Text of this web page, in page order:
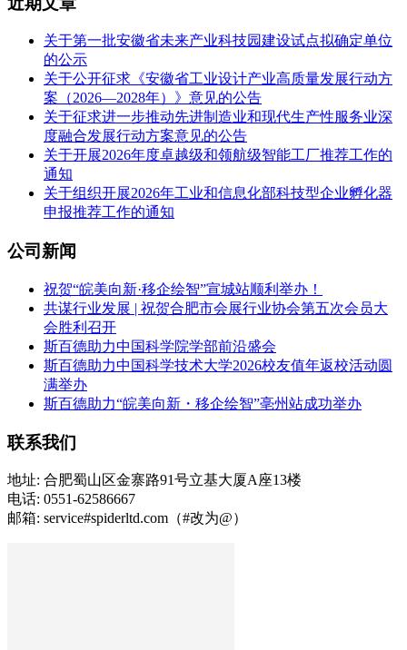
关于第一批安徽省未来产业科技园建设试点拟确定单位
的公示
关于公开征求《安徽省工业设计产业高质量发展行动方
案（2026—2028年）》意见的公告
关于征求进一步推动先进制造业和现代生产性服务业深
度融合发展行动方案意见的公告
关于开展2026年度卓越级和领航级智能工厂推荐工作的
通知
关于组织开展2026年工业和信息化部科技型企业孵化器
申报推荐工作的通知
公司新闻
祝贺“皖美向新·移企绘智”宣城站顺利举办！
共谋行业发展 | 祝贺合肥市会展行业协会第五次会员大
会胜利召开
斯百德助力中国科学院学部前沿盛会
斯百德助力中国科学技术大学2026校友值年返校活动圆
满举办
斯百德助力“皖美向新・移企绘智”亳州站成功举办
联系我们
地址: 合肥蜀山区金寨路91号立基大厦A座13楼
电话: 0551-62586667
邮箱: service#spiderltd.com（#改为@）